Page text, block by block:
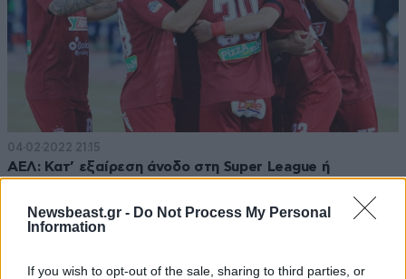
Newsbeast.gr - Do Not Process My Personal
Information
If you wish to opt-out of the sale, sharing to third parties, or
04·02·2022 21:15
ΑΕΛ: Κατ’ εξαίρεση άνοδο στη Super League ή